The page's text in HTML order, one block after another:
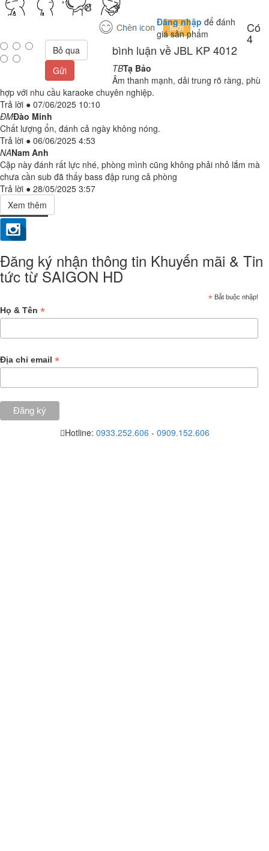
Đăng nhập để đánh
giá sản phẩm
Bỏ qua
Gửi
Có
4
bình luận về JBL KP 4012
TBTạ Bảo
Âm thanh mạnh, dải trung rõ ràng, phù
hợp với nhu cầu karaoke chuyên nghiệp.
Trả lời ● 07/06/2025 10:10
ĐMĐào Minh
Chất lượng ổn, đánh cả ngày không nóng.
Trả lời ● 06/06/2025 4:53
NANam Anh
Cặp này đánh rất lực nhé, phòng mình cũng không phải nhỏ lắm mà
chưa cần sub đã thấy bass đập rung cả phòng
Trả lời ● 28/05/2025 3:57
Đăng ký nhận thông tin Khuyến mãi & Tin
tức từ SAIGON HD
* Bắt buộc nhập!
Họ & Tên *
Địa chỉ email *
Hotline: 0933.252.606 - 0909.152.606